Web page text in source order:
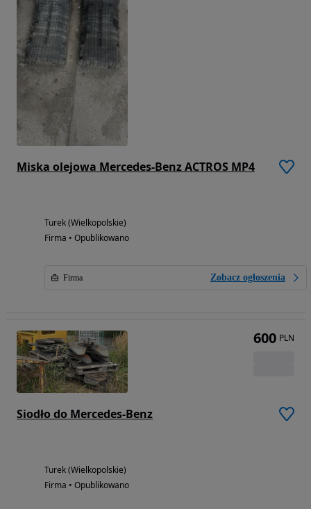
Miska olejowa Mercedes-Benz ACTROS MP4
Turek (Wielkopolskie)
Firma • Opublikowano
Firma Zobacz ogłoszenia
Siodło do Mercedes-Benz
Turek (Wielkopolskie)
Firma • Opublikowano
600 PLN